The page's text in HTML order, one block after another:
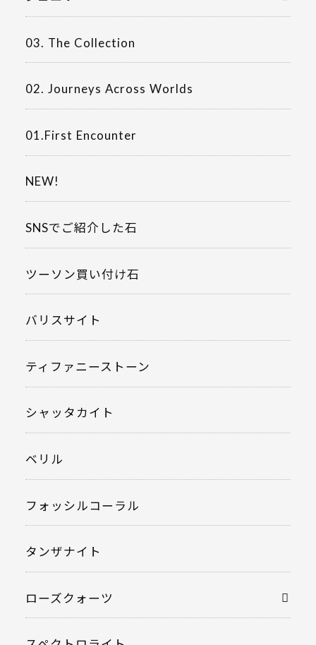
03. The Collection
02. Journeys Across Worlds
01.First Encounter
NEW!
SNSでご紹介した石
ツーソン買い付け石
バリスサイト
ティファニーストーン
シャッタカイト
ベリル
フォッシルコーラル
タンザナイト
ローズクォーツ